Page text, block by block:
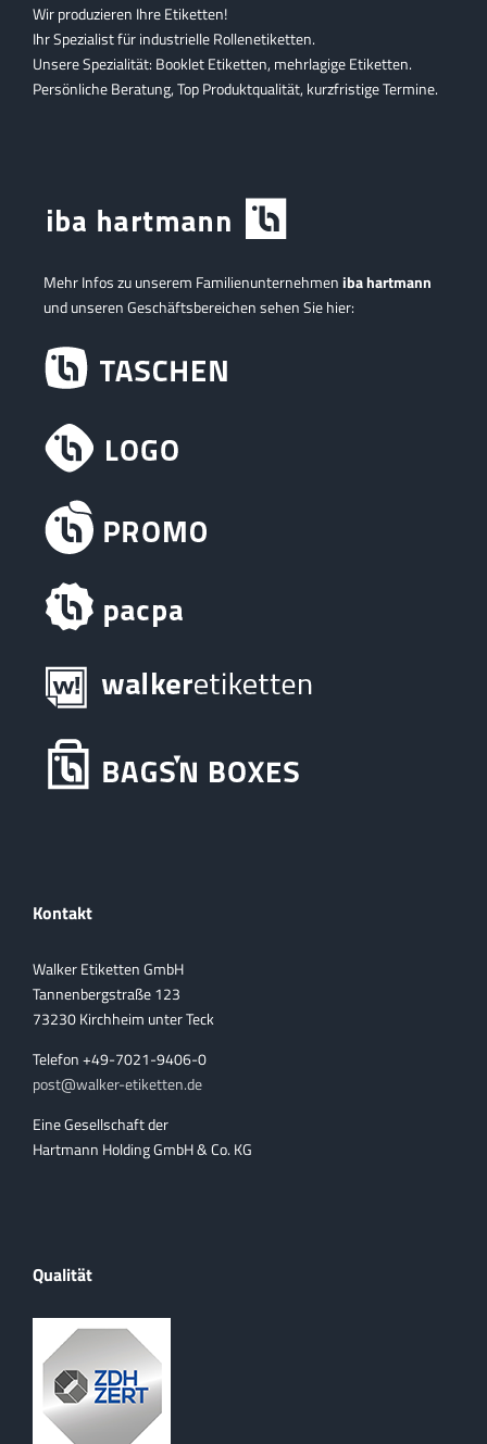
Wir produzieren Ihre Etiketten!
Ihr Spezialist für industrielle Rollenetiketten.
Unsere Spezialität: Booklet Etiketten, mehrlagige Etiketten.
Persönliche Beratung, Top Produktqualität, kurzfristige Termine.
Mehr Infos zu unserem Familienunternehmeniba hartmann
und unseren Geschäftsbereichen sehen Sie hier:
Kontakt
Walker Etiketten GmbH
Tannenbergstraße 123
73230 Kirchheim unter Teck
Telefon +49-7021-9406-0
post@walker-etiketten.de
Eine Gesellschaft der
Hartmann Holding GmbH & Co. KG
Qualität